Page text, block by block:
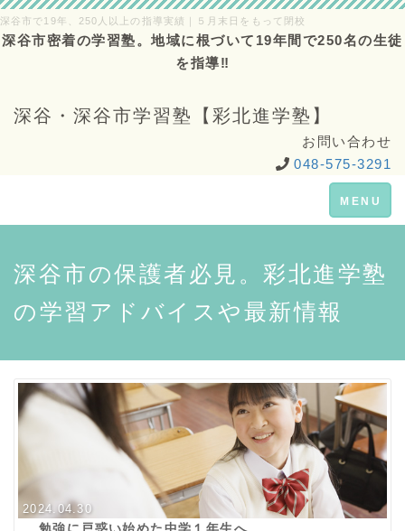
深谷市で19年、250人以上の指導実績｜５月末日をもって閉校
深谷市密着の学習塾。地域に根づいて19年間で250名の生徒
を指導‼
深谷・深谷市学習塾【彩北進学塾】
お問い合わせ
048-575-3291
Toggle
navigation
MENU
深谷市の保護者必見。彩北進学塾
の学習アドバイスや最新情報
2024.04.30